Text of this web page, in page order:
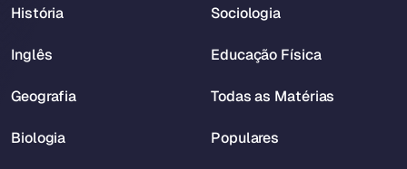
História
Inglês
Geografia
Biologia
Sociologia
Educação Física
Todas as Matérias
Populares